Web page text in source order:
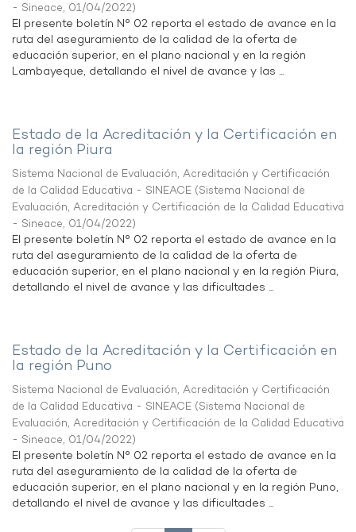
- Sineace, 01/04/2022)
El presente boletín N° 02 reporta el estado de avance en la
ruta del aseguramiento de la calidad de la oferta de
educación superior, en el plano nacional y en la región
Lambayeque, detallando el nivel de avance y las ...
Estado de la Acreditación y la Certificación en
la región Piura
Sistema Nacional de Evaluación, Acreditación y Certificación
de la Calidad Educativa - SINEACE (Sistema Nacional de
Evaluación, Acreditación y Certificación de la Calidad Educativa
- Sineace, 01/04/2022)
El presente boletín N° 02 reporta el estado de avance en la
ruta del aseguramiento de la calidad de la oferta de
educación superior, en el plano nacional y en la región Piura,
detallando el nivel de avance y las dificultades ...
Estado de la Acreditación y la Certificación en
la región Puno
Sistema Nacional de Evaluación, Acreditación y Certificación
de la Calidad Educativa - SINEACE (Sistema Nacional de
Evaluación, Acreditación y Certificación de la Calidad Educativa
- Sineace, 01/04/2022)
El presente boletín N° 02 reporta el estado de avance en la
ruta del aseguramiento de la calidad de la oferta de
educación superior, en el plano nacional y en la región Puno,
detallando el nivel de avance y las dificultades ...